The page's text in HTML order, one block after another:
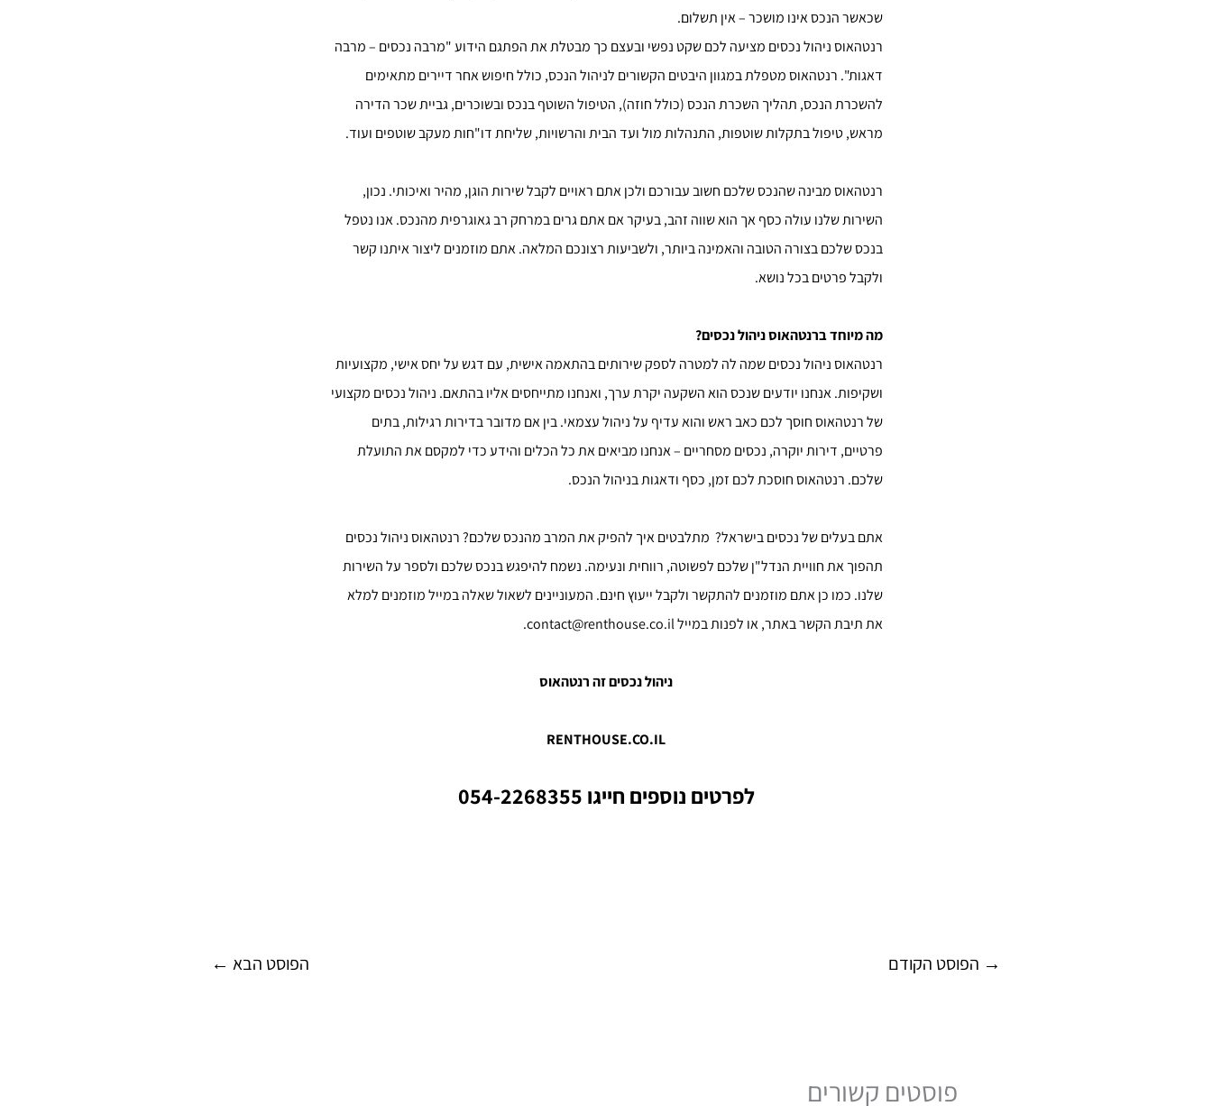
שכאשר הנכס אינו מושכר – אין תשלום.
רנטהאוס ניהול נכסים מציעה לכם שקט נפשי ובעצם כך מבטלת את הפתגם הידוע "מרבה נכסים – מרבה
דאגות". רנטהאוס מטפלת במגוון היבטים הקשורים לניהול הנכס, כולל חיפוש אחר דיירים מתאימים
להשכרת הנכס, תהליך השכרת הנכס (כולל חוזה), הטיפול השוטף בנכס ובשוכרים, גביית שכר הדירה
מראש, טיפול בתקלות שוטפות, התנהלות מול ועד הבית והרשויות, שליחת דו"חות מעקב שוטפים ועוד.
רנטהאוס מבינה שהנכס שלכם חשוב עבורכם ולכן אתם ראויים לקבל שירות הוגן, מהיר ואיכותי. נכון,
השירות שלנו עולה כסף אך הוא שווה זהב, בעיקר אם אתם גרים במרחק רב גאוגרפית מהנכס. אנו נטפל
בנכס שלכם בצורה הטובה והאמינה ביותר, ולשביעות רצונכם המלאה. אתם מוזמנים ליצור איתנו קשר
ולקבל פרטים בכל נושא.
מה מיוחד ברנטהאוס ניהול נכסים?
רנטהאוס ניהול נכסים שמה לה למטרה לספק שירותים בהתאמה אישית, עם דגש על יחס אישי, מקצועיות
ושקיפות. אנחנו יודעים שנכס הוא השקעה יקרת ערך, ואנחנו מתייחסים אליו בהתאם. ניהול נכסים מקצועי
של רנטהאוס חוסך לכם כאב ראש והוא עדיף על ניהול עצמאי. בין אם מדובר בדירות רגילות, בתים
פרטיים, דירות יוקרה, נכסים מסחריים – אנחנו מביאים את כל הכלים והידע כדי למקסם את התועלת
שלכם. רנטהאוס חוסכת לכם זמן, כסף ודאגות בניהול הנכס.
אתם בעלים של נכסים בישראל? מתלבטים איך להפיק את המרב מהנכס שלכם? רנטהאוס ניהול נכסים
תהפוך את חוויית הנדל"ן שלכם לפשוטה, רווחית ונעימה. נשמח להיפגש בנכס שלכם ולספר על השירות
שלנו. כמו כן אתם מוזמנים להתקשר ולקבל ייעוץ חינם. המעוניינים לשאול שאלה במייל מוזמנים למלא
את תיבת הקשר באתר, או לפנות במייל contact@renthouse.co.il.
ניהול נכסים זה רנטהאוס
RENTHOUSE.CO.IL
לפרטים נוספים חייגו 054-2268355
→ הפוסט הקודם הפוסט הבא ←
פוסטים קשורים